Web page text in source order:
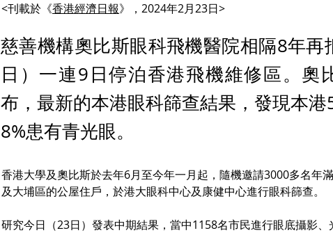
<刊載於《香港經濟日報》，2024年2月23日>
慈善機構奧比斯眼科飛機醫院相隔8年再
日）一連9日停泊香港飛機維修區。奧
布，最新的本港眼科篩查結果，發現本
8%患有青光眼。
香港大學及奧比斯於去年6月至今年一月起，隨機邀請3000多名年
及大埔區的公屋住戶，於港大眼科中心及康健中心進行眼科篩查。
研究今日（23日）發表中期結果，當中1158名市民進行眼底攝影